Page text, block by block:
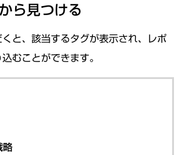
ら見つける
と、該当するタグが表示され、レポ
むことができます。
略